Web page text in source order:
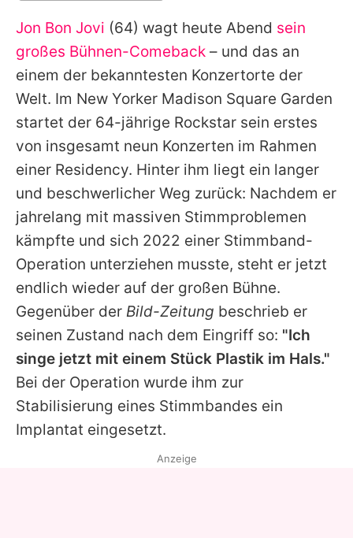
Alle Themen auf Promiflash
Jobs
App runterladen
Team
Redaktionelle Richtlinien
Impressum
Datenschutzerklärung
Nutzungsbedingungen
Utiq verwalten
Jon Bon Jovi (64) wagt heute Abend sein
großes Bühnen-Comeback – und das an
einem der bekanntesten Konzertorte der
Welt. Im New Yorker Madison Square Garden
startet der 64-jährige Rockstar sein erstes
von insgesamt neun Konzerten im Rahmen
einer Residency. Hinter ihm liegt ein langer
und beschwerlicher Weg zurück: Nachdem er
jahrelang mit massiven Stimmproblemen
kämpfte und sich 2022 einer Stimmband-
Operation unterziehen musste, steht er jetzt
endlich wieder auf der großen Bühne.
Gegenüber der Bild-Zeitung beschrieb er
seinen Zustand nach dem Eingriff so: "Ich
singe jetzt mit einem Stück Plastik im Hals."
Bei der Operation wurde ihm zur
Stabilisierung eines Stimmbandes ein
Implantat eingesetzt.
Anzeige